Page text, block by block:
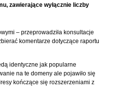
zawierające wyłącznie liczby
– przeprowadziła konsultacje
komentarze dotyczące raportu
identyczne jak popularne
na te domeny ale pojawiło się
kończące się rozszerzeniami z